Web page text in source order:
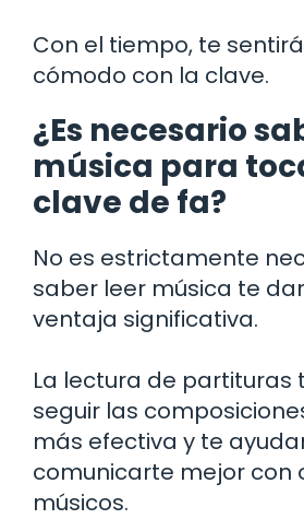
Con el tiempo, te
cómodo con la clave.
¿Es necesario
música para
clave de fa?
No es estrictamente
saber leer música te
ventaja significativa.
La lectura de partituras
seguir las
más efectiva y te
comunicarte mejor con
músicos.